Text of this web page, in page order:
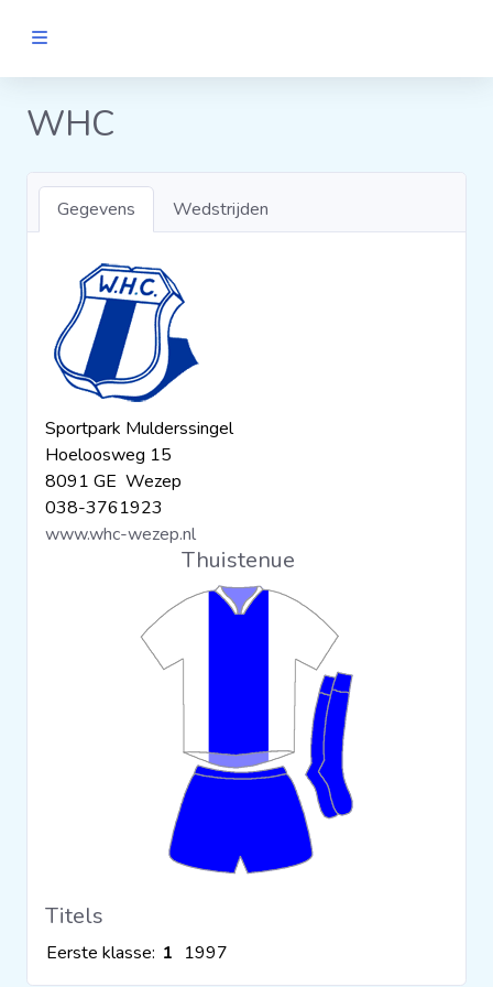
Wedstrijden
Statistieken
Voetbalpiramide
Links
VROUWEN
WHC
Gegevens Wedstrijden
Sportpark Mulderssingel
Hoeloosweg 15
8091 GE Wezep
038-3761923
www.whc-wezep.nl
Thuistenue
Titels
Eerste klasse: 1 1997